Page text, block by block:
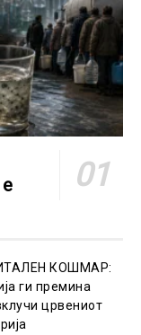
КОШМАР:
ги премина
црвениот